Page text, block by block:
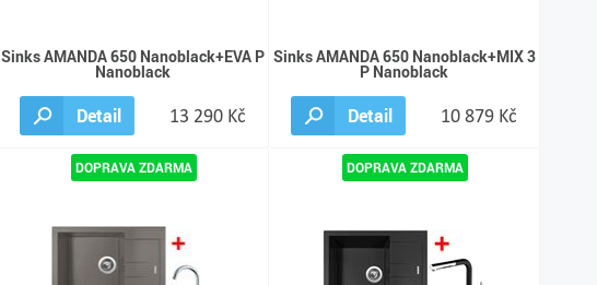
Sinks AMANDA 650 Nanoblack+EVA P
Nanoblack
Detail 13 290 Kč
Sinks AMANDA 650 Nanoblack+MIX 3
P Nanoblack
Detail 10 879 Kč